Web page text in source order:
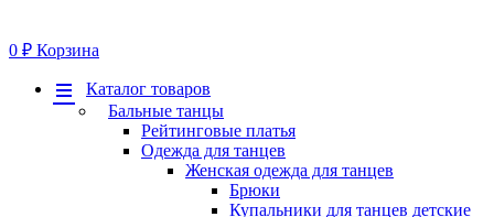
0 ₽ Корзина
Меню
Каталог товаров
Бальные танцы
Рейтинговые платья
Одежда для танцев
Женская одежда для танцев
Брюки
Купальники для танцев детские